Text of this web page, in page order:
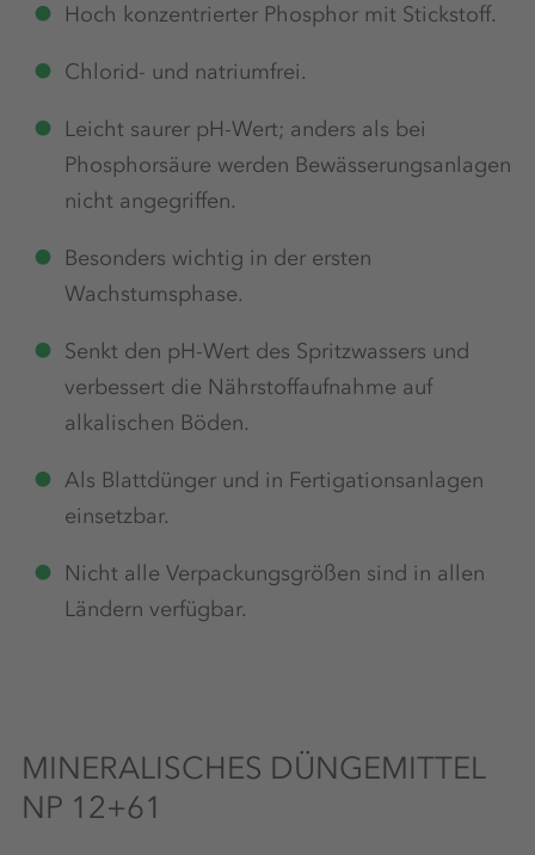
Hoch konzentrierter Phosphor mit Stickstoff.
Chlorid- und natriumfrei.
Leicht saurer pH-Wert; anders als bei
Phosphorsäure werden Bewässerungsanlagen
nicht angegriffen.
Besonders wichtig in der ersten
Wachstumsphase.
Senkt den pH-Wert des Spritzwassers und
verbessert die Nährstoffaufnahme auf
alkalischen Böden.
Als Blattdünger und in Fertigationsanlagen
einsetzbar.
Nicht alle Verpackungsgrößen sind in allen
Ländern verfügbar.
MINERALISCHES DÜNGEMITTEL
NP 12+61